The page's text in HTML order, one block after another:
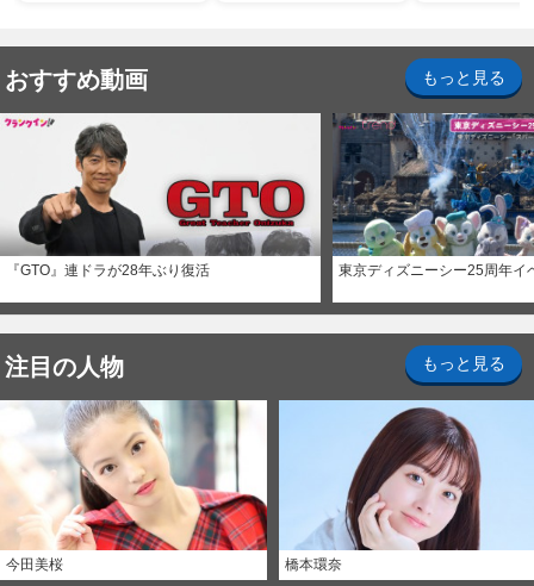
おすすめ動画 もっと見る
『GTO』連ドラが28年ぶり復活 東京ディズニーシー25周年イ
注目の人物 もっと見る
今田美桜 橋本環奈